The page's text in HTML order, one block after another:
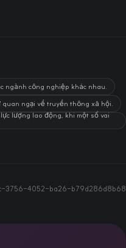
ngành công nghiệp khác nhau.
ngại về truyền thông xã hội.
lượng lao động, khi một số vai
3756-4052-ba26-b79d286d8b68